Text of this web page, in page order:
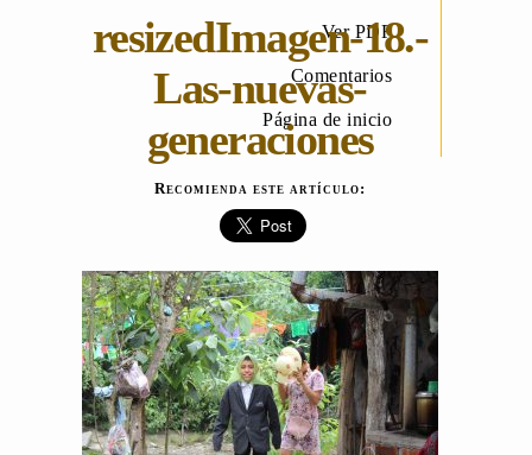
Ver PDF
Comentarios
Página de inicio
resizedImagen-18.-
Las-nuevas-
generaciones
Recomienda este artículo: